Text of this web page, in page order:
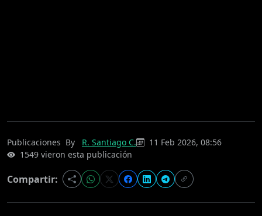
Publicaciones By R. Santiago C.
11 Feb 2026, 08:56
1549 vieron esta publicación
Compartir: